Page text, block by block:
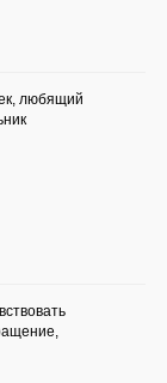
любящий